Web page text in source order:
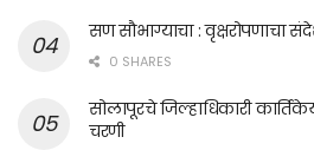
सण सौभाग्याचा : वृक्षरोपणाचा
0 SHARES
सोलापूरचे जिल्हाधिकारी
चरणी